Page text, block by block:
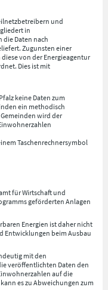
und
in
die Daten nach
Zugunsten einer
von der Energieagentur
Dies ist mit
keine Daten zum
ein methodisch
wird der
Taschenrechnersymbol
für Wirtschaft und
geförderten Anlagen
Energien ist daher nicht
Entwicklungen beim Ausbau
mit den
veröffentlichten Daten den
auf die
es zu Abweichungen zum